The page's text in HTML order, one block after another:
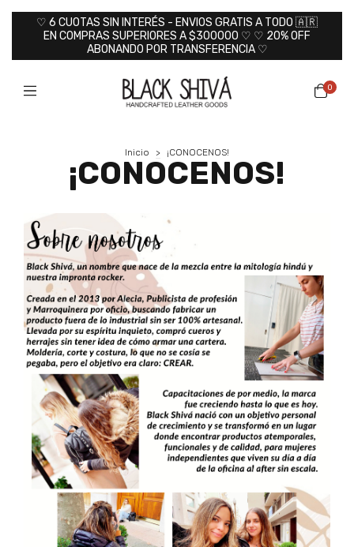
♡ 6 CUOTAS SIN INTERÉS - ENVIOS GRATIS A TODO 🇦🇷
EN COMPRAS SUPERIORES A $300000 ♡ ♡ 20% OFF
ABONANDO POR TRANSFERENCIA ♡
0
Inicio > ¡CONOCENOS!
¡CONOCENOS!